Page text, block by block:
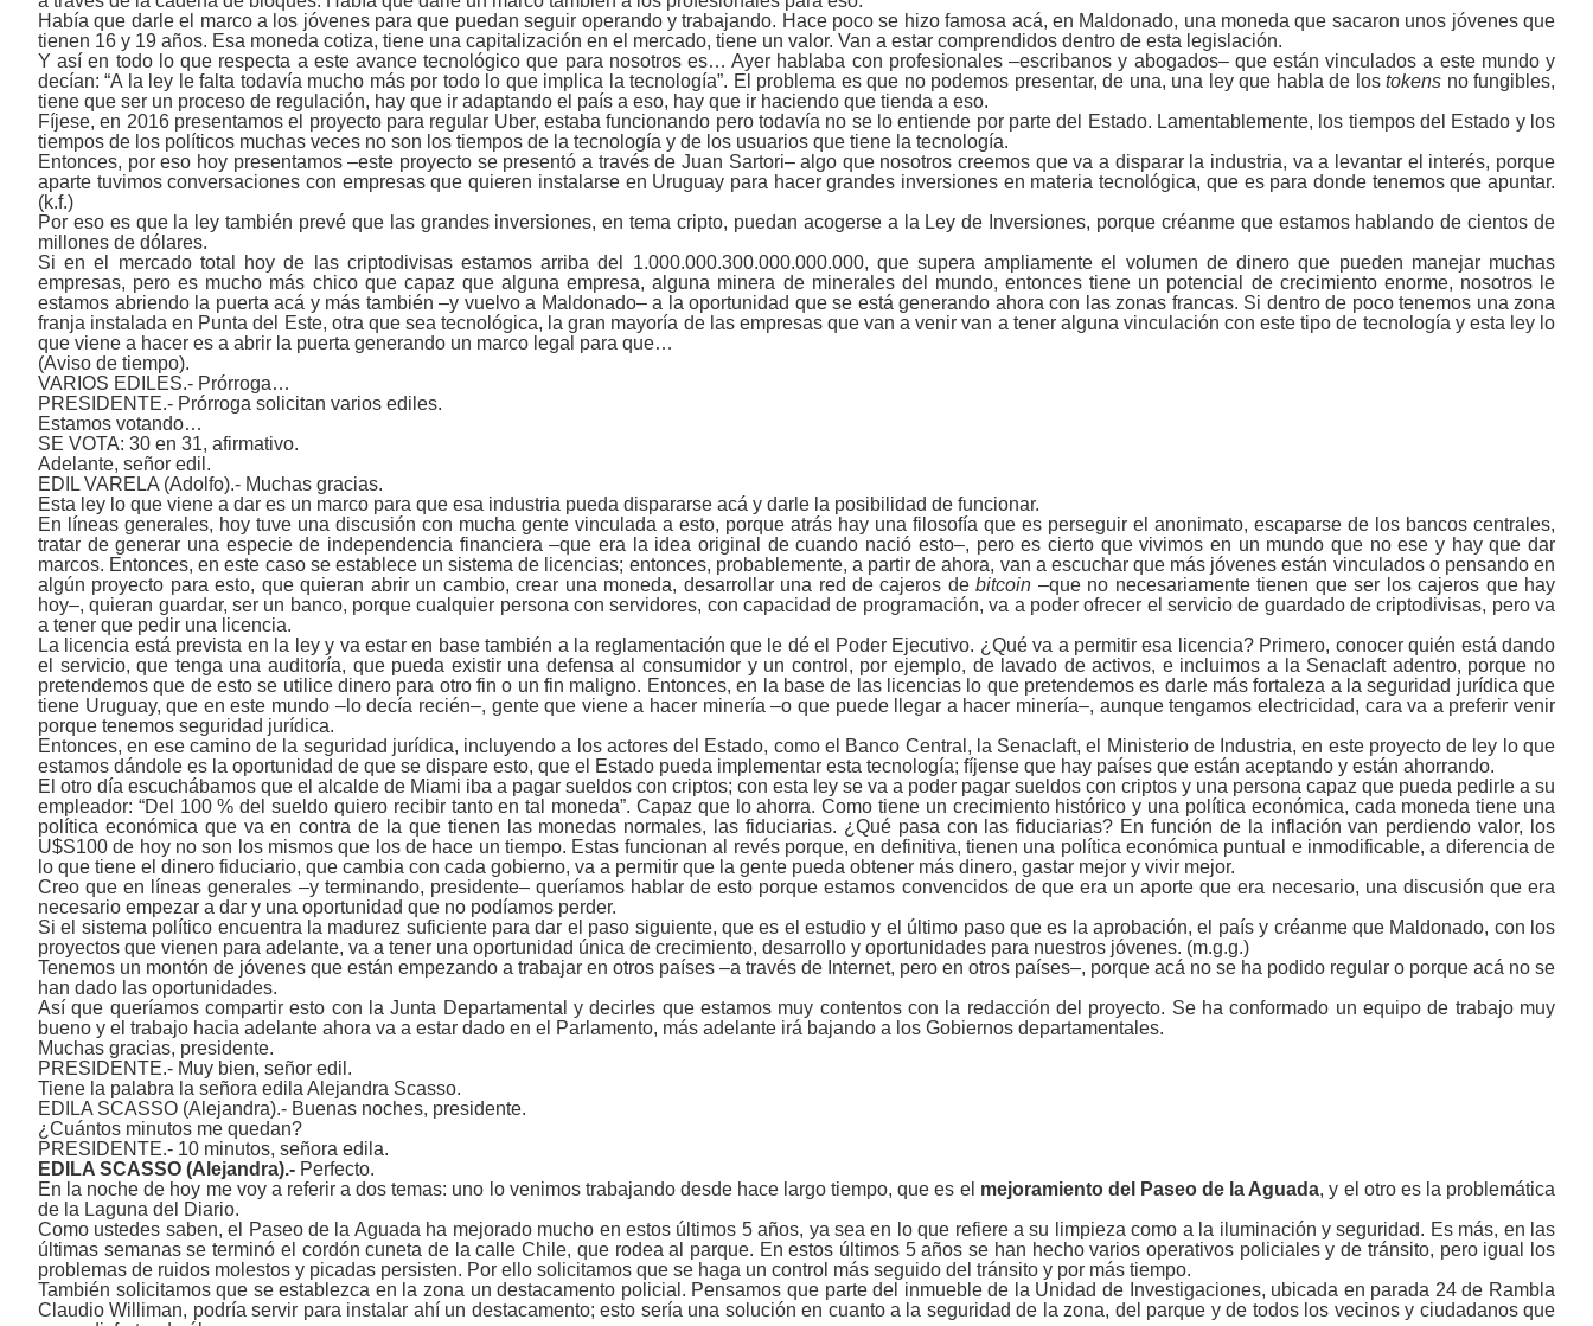
Había que darle el marco a los jóvenes para que puedan seguir operando y trabajando. Hace poco se hizo famosa acá, en Maldonado, una moneda que sacaron unos jóvenes que
tienen 16 y 19 años. Esa moneda cotiza, tiene una capitalización en el mercado, tiene un valor. Van a estar comprendidos dentro de esta legislación.
Y así en todo lo que respecta a este avance tecnológico que para nosotros es… Ayer hablaba con profesionales ‒escribanos y abogados‒ que están vinculados a este mundo y
decían: “A la ley le falta todavía mucho más por todo lo que implica la tecnología”. El problema es que no podemos presentar, de una, una ley que habla de lostokens no fungibles,
tiene que ser un proceso de regulación, hay que ir adaptando el país a eso, hay que ir haciendo que tienda a eso.
Fíjese, en 2016 presentamos el proyecto para regular Uber, estaba funcionando pero todavía no se lo entiende por parte del Estado. Lamentablemente, los tiempos del Estado y los
tiempos de los políticos muchas veces no son los tiempos de la tecnología y de los usuarios que tiene la tecnología.
Entonces, por eso hoy presentamos ‒este proyecto se presentó a través de Juan Sartori‒ algo que nosotros creemos que va a disparar la industria, va a levantar el interés, porque
aparte tuvimos conversaciones con empresas que quieren instalarse en Uruguay para hacer grandes inversiones en materia tecnológica, que es para donde tenemos que apuntar.
(k.f.)
Por eso es que la ley también prevé que las grandes inversiones, en tema cripto, puedan acogerse a la Ley de Inversiones, porque créanme que estamos hablando de cientos de
millones de dólares.
Si en el mercado total hoy de las criptodivisas estamos arriba del 1.000.000.300.000.000.000, que supera ampliamente el volumen de dinero que pueden manejar muchas
empresas, pero es mucho más chico que capaz que alguna empresa, alguna minera de minerales del mundo, entonces tiene un potencial de crecimiento enorme, nosotros le
estamos abriendo la puerta acá y más también ‒y vuelvo a Maldonado‒ a la oportunidad que se está generando ahora con las zonas francas. Si dentro de poco tenemos una zona
franja instalada en Punta del Este, otra que sea tecnológica, la gran mayoría de las empresas que van a venir van a tener alguna vinculación con este tipo de tecnología y esta ley lo
que viene a hacer es a abrir la puerta generando un marco legal para que…
(Aviso de tiempo).
VARIOS EDILES.- Prórroga…
PRESIDENTE.- Prórroga solicitan varios ediles.
Estamos votando…
SE VOTA: 30 en 31, afirmativo.
Adelante, señor edil.
EDIL VARELA (Adolfo).- Muchas gracias.
Esta ley lo que viene a dar es un marco para que esa industria pueda dispararse acá y darle la posibilidad de funcionar.
En líneas generales, hoy tuve una discusión con mucha gente vinculada a esto, porque atrás hay una filosofía que es perseguir el anonimato, escaparse de los bancos centrales,
tratar de generar una especie de independencia financiera ‒que era la idea original de cuando nació esto‒, pero es cierto que vivimos en un mundo que no ese y hay que dar
marcos. Entonces, en este caso se establece un sistema de licencias; entonces, probablemente, a partir de ahora, van a escuchar que más jóvenes están vinculados o pensando en
algún proyecto para esto, que quieran abrir un cambio, crear una moneda, desarrollar una red de cajeros debitcoin ‒que no necesariamente tienen que ser los cajeros que hay
hoy‒, quieran guardar, ser un banco, porque cualquier persona con servidores, con capacidad de programación, va a poder ofrecer el servicio de guardado de criptodivisas, pero va
a tener que pedir una licencia.
La licencia está prevista en la ley y va estar en base también a la reglamentación que le dé el Poder Ejecutivo. ¿Qué va a permitir esa licencia? Primero, conocer quién está dando
el servicio, que tenga una auditoría, que pueda existir una defensa al consumidor y un control, por ejemplo, de lavado de activos, e incluimos a la Senaclaft adentro, porque no
pretendemos que de esto se utilice dinero para otro fin o un fin maligno. Entonces, en la base de las licencias lo que pretendemos es darle más fortaleza a la seguridad jurídica que
tiene Uruguay, que en este mundo ‒lo decía recién‒, gente que viene a hacer minería ‒o que puede llegar a hacer minería‒, aunque tengamos electricidad, cara va a preferir venir
porque tenemos seguridad jurídica.
Entonces, en ese camino de la seguridad jurídica, incluyendo a los actores del Estado, como el Banco Central, la Senaclaft, el Ministerio de Industria, en este proyecto de ley lo que
estamos dándole es la oportunidad de que se dispare esto, que el Estado pueda implementar esta tecnología; fíjense que hay países que están aceptando y están ahorrando.
El otro día escuchábamos que el alcalde de Miami iba a pagar sueldos con criptos; con esta ley se va a poder pagar sueldos con criptos y una persona capaz que pueda pedirle a su
empleador: “Del 100 % del sueldo quiero recibir tanto en tal moneda”. Capaz que lo ahorra. Como tiene un crecimiento histórico y una política económica, cada moneda tiene una
política económica que va en contra de la que tienen las monedas normales, las fiduciarias. ¿Qué pasa con las fiduciarias? En función de la inflación van perdiendo valor, los
U$S100 de hoy no son los mismos que los de hace un tiempo. Estas funcionan al revés porque, en definitiva, tienen una política económica puntual e inmodificable, a diferencia de
lo que tiene el dinero fiduciario, que cambia con cada gobierno, va a permitir que la gente pueda obtener más dinero, gastar mejor y vivir mejor.
Creo que en líneas generales ‒y terminando, presidente‒ queríamos hablar de esto porque estamos convencidos de que era un aporte que era necesario, una discusión que era
necesario empezar a dar y una oportunidad que no podíamos perder.
Si el sistema político encuentra la madurez suficiente para dar el paso siguiente, que es el estudio y el último paso que es la aprobación, el país y créanme que Maldonado, con los
proyectos que vienen para adelante, va a tener una oportunidad única de crecimiento, desarrollo y oportunidades para nuestros jóvenes. (m.g.g.)
Tenemos un montón de jóvenes que están empezando a trabajar en otros países ‒a través de Internet, pero en otros países‒, porque acá no se ha podido regular o porque acá no se
han dado las oportunidades.
Así que queríamos compartir esto con la Junta Departamental y decirles que estamos muy contentos con la redacción del proyecto. Se ha conformado un equipo de trabajo muy
bueno y el trabajo hacia adelante ahora va a estar dado en el Parlamento, más adelante irá bajando a los Gobiernos departamentales.
Muchas gracias, presidente.
PRESIDENTE.- Muy bien, señor edil.
Tiene la palabra la señora edila Alejandra Scasso.
EDILA SCASSO (Alejandra).- Buenas noches, presidente.
¿Cuántos minutos me quedan?
PRESIDENTE.- 10 minutos, señora edila.
EDILA SCASSO (Alejandra).- Perfecto.
En la noche de hoy me voy a referir a dos temas: uno lo venimos trabajando desde hace largo tiempo, que es el mejoramiento del Paseo de la Aguada, y el otro es la problemática
de la Laguna del Diario.
Como ustedes saben, el Paseo de la Aguada ha mejorado mucho en estos últimos 5 años, ya sea en lo que refiere a su limpieza como a la iluminación y seguridad. Es más, en las
últimas semanas se terminó el cordón cuneta de la calle Chile, que rodea al parque. En estos últimos 5 años se han hecho varios operativos policiales y de tránsito, pero igual los
problemas de ruidos molestos y picadas persisten. Por ello solicitamos que se haga un control más seguido del tránsito y por más tiempo.
También solicitamos que se establezca en la zona un destacamento policial. Pensamos que parte del inmueble de la Unidad de Investigaciones, ubicada en parada 24 de Rambla
Claudio Williman, podría servir para instalar ahí un destacamento; esto sería una solución en cuanto a la seguridad de la zona, del parque y de todos los vecinos y ciudadanos que